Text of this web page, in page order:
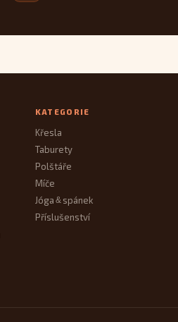
KATEGORIE
Křesla
Taburety
Polštáře
Míče
Jóga&spánek
Příslušenství